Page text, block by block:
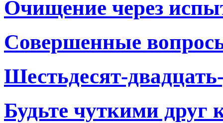
Очищение через
Совершенные
Шестьдесят-
Будьте чуткими друг